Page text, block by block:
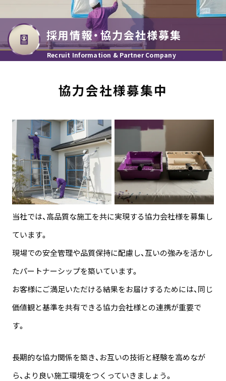
採用情報・協力会社様募集
Recruit Information & PartnerCompany
協力会社様募集中
当社では、高品質な施工を共に実現する協力会社様を募集し
ています。
現場での安全管理や品質保持に配慮し、互いの強みを活かし
たパートナーシップを築いています。
お客様にご満足いただける結果をお届けするためには、同じ
価値観と基準を共有できる協力会社様との連携が重要で
す。
長期的な協力関係を築き、お互いの技術と経験を高めなが
ら、より良い施工環境をつくっていきましょう。